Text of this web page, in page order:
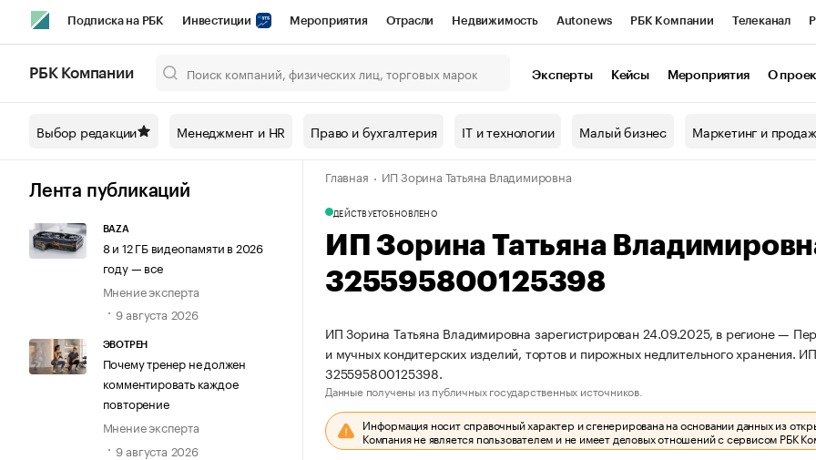
Подписка на РБК Инвестиции Мероприятия Отрасли Недвижимость Autonews РБК Компании Телеканал
Спецпроекты СПб Конференции СПб Спецпроекты Проверка контрагентов
Технологии и медиа Рынок наличной валюты
РБК Компании Эксперты Кейсы Мероприятия О
Выбор редакции Менеджмент и HR Право и бухгалтерия IT и технологии Малый бизнес Маркетинг и
Лента публикаций
BAZA
8 и 12 ГБ видеопамяти в 2026
году — все
Мнение эксперта
9 августа 2026
ЭВОТРЕН
Почему тренер не должен
комментировать каждое
повторение
Мнение эксперта
9 августа 2026
Главная ИП Зорина Татьяна Владимировна
ДЕЙСТВУЕТОБНОВЛЕНО
ИП Зорина Татьяна
325595800125398
ИП Зорина Татьяна Владимировна зарегистрирован 24.09.2025, в регионе —
и мучных кондитерских изделий, тортов и пирожных недлительного
325595800125398.
Данные получены из публичных государственных источников.
Информация носит справочный характер и сгенерирована на основании данных из
Компания не является пользователем и не имеет деловых отношений с сервисом РБК